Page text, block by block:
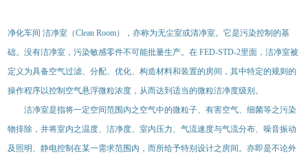
净化车间 洁净室 （Clean Room）
，亦称为无尘室或清净室。它是污染控制的基
础。没有洁净室，污染敏感零件不可能批量生产。在 FED-STD-2里面，洁净室被
定义为具备空气过滤、分配、优化、构造材料和装置的房间，其中特定的规则的
操作程序以控制空气悬浮微粒浓度，从而达到适当的微粒洁净度级别。
洁净室是指将一定空间范围内之空气中的微粒子、有害空气、细菌等之污染
物排除，并将室内之温度、洁净度、室内压力、气流速度与气流分布、噪音振动
及照明、静电控制在某一需求范围内，而所给予特别设计之房间。亦即是不论外